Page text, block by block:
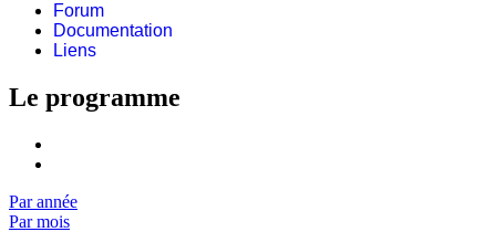
Forum
Documentation
Liens
Le programme
Par année
Par mois